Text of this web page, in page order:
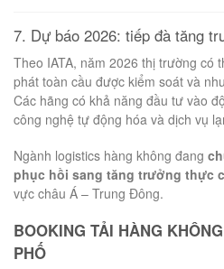
7. Dự báo 2026: tiếp đà tăng
Theo IATA, năm 2026 thị trường có
phát toàn cầu được kiểm soát và
Các hãng có khả năng đầu tư vào
công nghệ tự động hóa và dịch vụ
Ngành logistics hàng không đang
phục hồi sang tăng trưởng thực
vực châu Á – Trung Đông.
BOOKING TẢI HÀNG
PHỐ